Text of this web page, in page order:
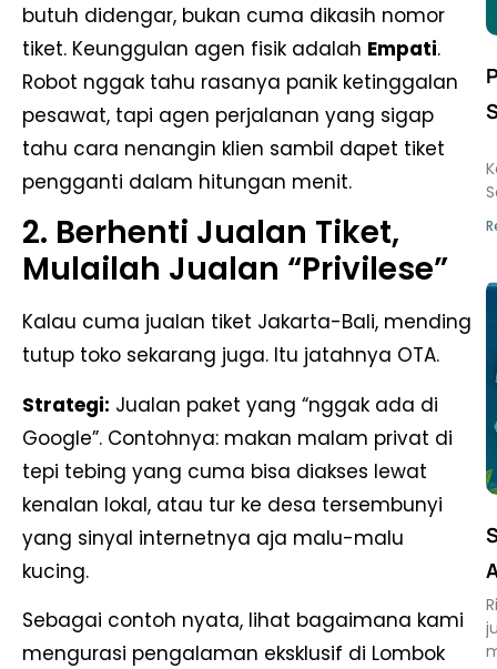
butuh didengar, bukan cuma dikasih nomor
tiket. Keunggulan agen fisik adalah Empati.
Robot nggak tahu rasanya panik ketinggalan
pesawat, tapi agen perjalanan yang sigap
tahu cara nenangin klien sambil dapet tiket
pengganti dalam hitungan menit.
2. Berhenti Jualan Tiket,
Mulailah Jualan “Privilese”
Kalau cuma jualan tiket Jakarta-Bali, mending
tutup toko sekarang juga. Itu jatahnya OTA.
Strategi: Jualan paket yang “nggak ada di
Google”. Contohnya: makan malam privat di
tepi tebing yang cuma bisa diakses lewat
kenalan lokal, atau tur ke desa tersembunyi
yang sinyal internetnya aja malu-malu
kucing.
Sebagai contoh nyata, lihat bagaimana kami
mengurasi pengalaman eksklusif di Lombok